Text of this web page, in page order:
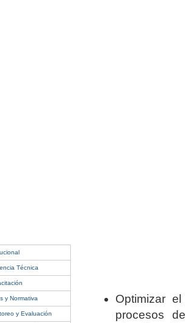
Técnica
y Normativa
y Evaluación
Optimizar
procesos